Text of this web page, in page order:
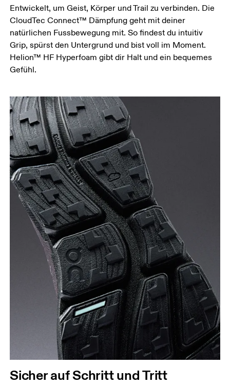
Entwickelt, um Geist, Körper und Trail zu verbinden. Die
CloudTec Connect™ Dämpfung geht mit deiner
natürlichen Fussbewegung mit. So findest du intuitiv
Grip, spürst den Untergrund und bist voll im Moment.
Helion™ HF Hyperfoam gibt dir Halt und ein bequemes
Gefühl.
Sicher auf Schritt und Tritt